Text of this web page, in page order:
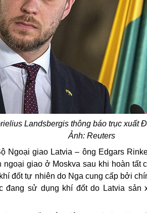
Landsbergis thông báo trục xuất
Ảnh: Reuters
Ngoại giao Latvia – ông Edgars
giao ở Moskva sau khi hoàn tất
đốt tự nhiên do Nga cung cấp bởi
đang sử dụng khí đốt do Latvia